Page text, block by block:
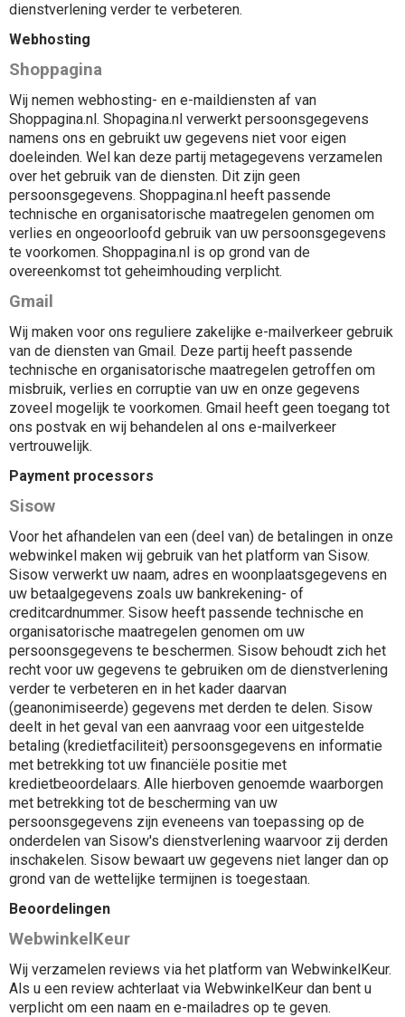
dienstverlening verder te verbeteren.
Webhosting
Shoppagina
Wij nemen webhosting- en e-maildiensten af van
Shoppagina.nl. Shopagina.nl verwerkt persoonsgegevens
namens ons en gebruikt uw gegevens niet voor eigen
doeleinden. Wel kan deze partij metagegevens verzamelen
over het gebruik van de diensten. Dit zijn geen
persoonsgegevens. Shoppagina.nl heeft passende
technische en organisatorische maatregelen genomen om
verlies en ongeoorloofd gebruik van uw persoonsgegevens
te voorkomen. Shoppagina.nl is op grond van de
overeenkomst tot geheimhouding verplicht.
Gmail
Wij maken voor ons reguliere zakelijke e-mailverkeer gebruik
van de diensten van Gmail. Deze partij heeft passende
technische en organisatorische maatregelen getroffen om
misbruik, verlies en corruptie van uw en onze gegevens
zoveel mogelijk te voorkomen. Gmail heeft geen toegang tot
ons postvak en wij behandelen al ons e-mailverkeer
vertrouwelijk.
Payment processors
Sisow
Voor het afhandelen van een (deel van) de betalingen in onze
webwinkel maken wij gebruik van het platform van Sisow.
Sisow verwerkt uw naam, adres en woonplaatsgegevens en
uw betaalgegevens zoals uw bankrekening- of
creditcardnummer. Sisow heeft passende technische en
organisatorische maatregelen genomen om uw
persoonsgegevens te beschermen. Sisow behoudt zich het
recht voor uw gegevens te gebruiken om de dienstverlening
verder te verbeteren en in het kader daarvan
(geanonimiseerde) gegevens met derden te delen. Sisow
deelt in het geval van een aanvraag voor een uitgestelde
betaling (kredietfaciliteit) persoonsgegevens en informatie
met betrekking tot uw financiële positie met
kredietbeoordelaars. Alle hierboven genoemde waarborgen
met betrekking tot de bescherming van uw
persoonsgegevens zijn eveneens van toepassing op de
onderdelen van Sisow's dienstverlening waarvoor zij derden
inschakelen. Sisow bewaart uw gegevens niet langer dan op
grond van de wettelijke termijnen is toegestaan.
Beoordelingen
WebwinkelKeur
Wij verzamelen reviews via het platform van WebwinkelKeur.
Als u een review achterlaat via WebwinkelKeur dan bent u
verplicht om een naam en e-mailadres op te geven.